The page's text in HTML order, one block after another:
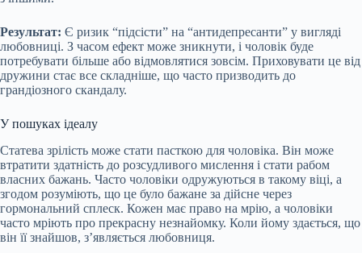
Результат: Є ризик “підсісти” на “антидепресанти” у вигляді
любовниці. З часом ефект може зникнути, і чоловік буде
потребувати більше або відмовлятися зовсім. Приховувати це від
дружини стає все складніше, що часто призводить до
грандіозного скандалу.
У пошуках ідеалу
Статева зрілість може стати пасткою для чоловіка. Він може
втратити здатність до розсудливого мислення і стати рабом
власних бажань. Часто чоловіки одружуються в такому віці, а
згодом розуміють, що це було бажане за дійсне через
гормональний сплеск. Кожен має право на мрію, а чоловіки
часто мріють про прекрасну незнайомку. Коли йому здається, що
він її знайшов, з’являється любовниця.